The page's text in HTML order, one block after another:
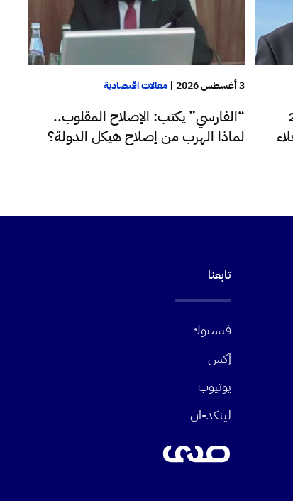
3 أغسطس 2026 |مقالات اقتصادية
“الفارسي” يكتب: الإصلاح المقلوب..
لماذا الهرب من إصلاح هيكل الدولة؟
تابعنا
فيسبوك
إكس
يوتيوب
لينكد-ان